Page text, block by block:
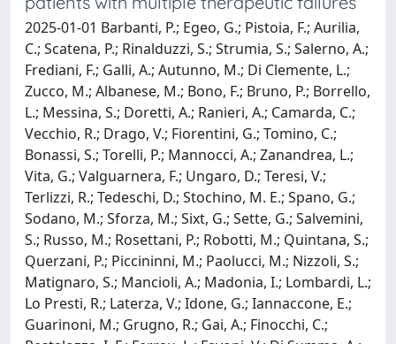
2025-01-01 Barbanti, P.; Egeo, G.; Pistoia, F.; Aurilia,
C.; Scatena, P.; Rinalduzzi, S.; Strumia, S.; Salerno, A.;
Frediani, F.; Galli, A.; Autunno, M.; Di Clemente, L.;
Zucco, M.; Albanese, M.; Bono, F.; Bruno, P.; Borrello,
L.; Messina, S.; Doretti, A.; Ranieri, A.; Camarda, C.;
Vecchio, R.; Drago, V.; Fiorentini, G.; Tomino, C.;
Bonassi, S.; Torelli, P.; Mannocci, A.; Zanandrea, L.;
Vita, G.; Valguarnera, F.; Ungaro, D.; Teresi, V.;
Terlizzi, R.; Tedeschi, D.; Stochino, M. E.; Spano, G.;
Sodano, M.; Sforza, M.; Sixt, G.; Sette, G.; Salvemini,
S.; Russo, M.; Rosettani, P.; Robotti, M.; Quintana, S.;
Querzani, P.; Piccininni, M.; Paolucci, M.; Nizzoli, S.;
Matignaro, S.; Mancioli, A.; Madonia, I.; Lombardi, L.;
Lo Presti, R.; Laterza, V.; Idone, G.; Iannaccone, E.;
Guarinoni, M.; Grugno, R.; Gai, A.; Finocchi, C.;